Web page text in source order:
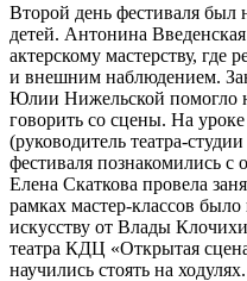
Второй день фестиваля был
детей. Антонина
актерскому мастерству, где
и внешним наблюдением.
Юлии Нижельской помогло
говорить со сцены. На
(руководитель театра-
фестиваля познакомились с
Елена Скаткова провела
рамках мастер-классов
искусству от Влады
театра КДЦ «Открытая
научились стоять на ходулях.